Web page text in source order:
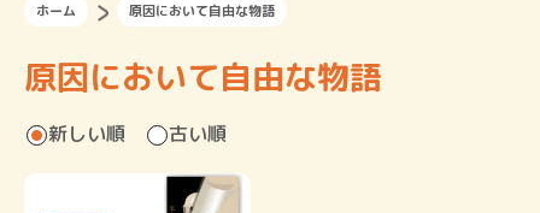
ホーム 原因において自由な物語
原因において自由な物語
新しい順 古い順